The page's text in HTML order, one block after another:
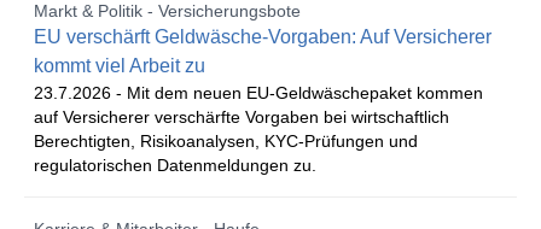
Markt & Politik - Versicherungsbote
EU verschärft Geldwäsche-Vorgaben: Auf Versicherer
kommt viel Arbeit zu
23.7.2026 - Mit dem neuen EU-Geldwäschepaket kommen
auf Versicherer verschärfte Vorgaben bei wirtschaftlich
Berechtigten, Risikoanalysen, KYC-Prüfungen und
regulatorischen Datenmeldungen zu.